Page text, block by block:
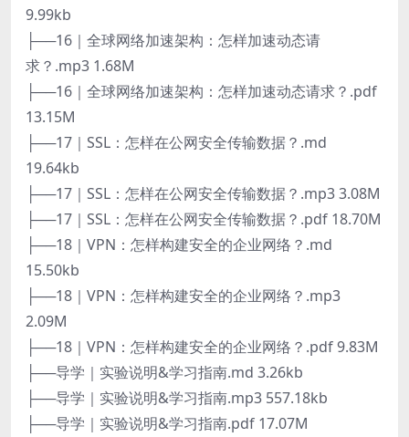
9.99kb
├──16｜全球网络加速架构：怎样加速动态请
求？.mp3 1.68M
├──16｜全球网络加速架构：怎样加速动态请求？.pdf
13.15M
├──17｜SSL：怎样在公网安全传输数据？.md
19.64kb
├──17｜SSL：怎样在公网安全传输数据？.mp3 3.08M
├──17｜SSL：怎样在公网安全传输数据？.pdf 18.70M
├──18｜VPN：怎样构建安全的企业网络？.md
15.50kb
├──18｜VPN：怎样构建安全的企业网络？.mp3
2.09M
├──18｜VPN：怎样构建安全的企业网络？.pdf 9.83M
├──导学｜实验说明&学习指南.md 3.26kb
├──导学｜实验说明&学习指南.mp3 557.18kb
├──导学｜实验说明&学习指南.pdf 17.07M